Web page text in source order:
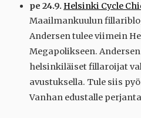
pe 24.9. Helsinki Cycle
Maailmankuulun
Andersen tulee viimein
Megapolikseen.
helsinkiläiset fillaroijat
avustuksella. Tule siis
Vanhan edustalle